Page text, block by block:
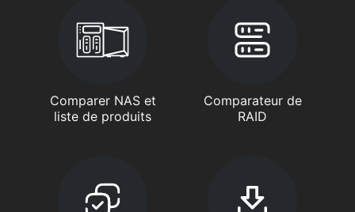
Comparer NAS et
liste de produits
Comparateur de
RAID